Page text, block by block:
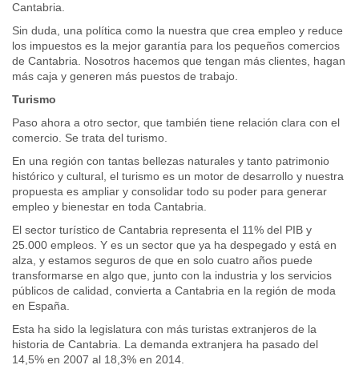
Cantabria.
Sin duda, una política como la nuestra que crea empleo y reduce
los impuestos es la mejor garantía para los pequeños comercios
de Cantabria. Nosotros hacemos que tengan más clientes, hagan
más caja y generen más puestos de trabajo.
Turismo
Paso ahora a otro sector, que también tiene relación clara con el
comercio. Se trata del turismo.
En una región con tantas bellezas naturales y tanto patrimonio
histórico y cultural, el turismo es un motor de desarrollo y nuestra
propuesta es ampliar y consolidar todo su poder para generar
empleo y bienestar en toda Cantabria.
El sector turístico de Cantabria representa el 11% del PIB y
25.000 empleos. Y es un sector que ya ha despegado y está en
alza, y estamos seguros de que en solo cuatro años puede
transformarse en algo que, junto con la industria y los servicios
públicos de calidad, convierta a Cantabria en la región de moda
en España.
Esta ha sido la legislatura con más turistas extranjeros de la
historia de Cantabria. La demanda extranjera ha pasado del
14,5% en 2007 al 18,3% en 2014.